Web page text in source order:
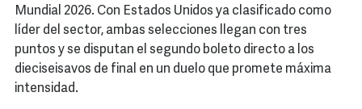
Mundial 2026. Con Estados Unidos ya clasificado como
líder del sector, ambas selecciones llegan con tres
puntos y se disputan el segundo boleto directo a los
dieciseisavos de final en un duelo que promete máxima
intensidad.